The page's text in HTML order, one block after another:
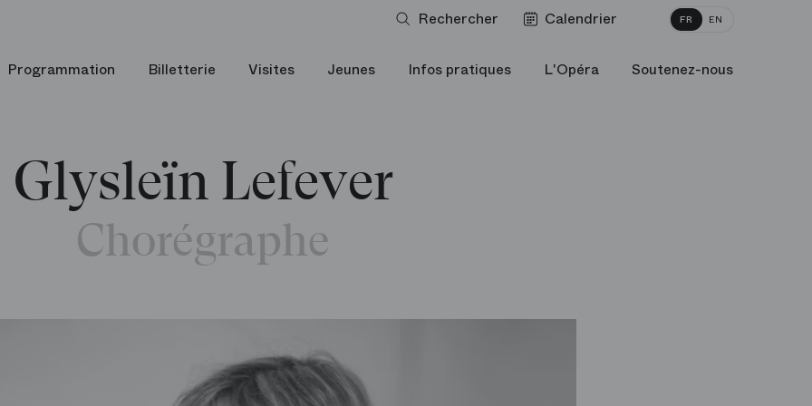
Rechercher Calendrier FR EN
Programmation Billetterie Visites Jeunes Infos pratiques L'Opéra Soutenez-nous
Glysleïn Lefever
Chorégraphe